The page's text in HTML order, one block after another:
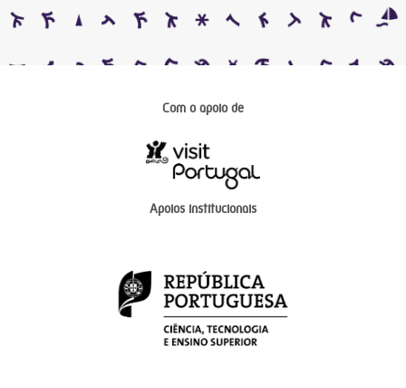
Com o apoio de
Apoios institucionais